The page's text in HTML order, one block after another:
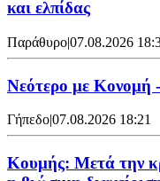
και ελπίδας
Παράθυρο|07.08.2026
Νεότερο με Κονομή
Γήπεδο|07.08.2026 18:21
Κουμής: Μετά την